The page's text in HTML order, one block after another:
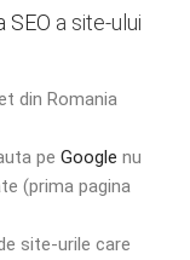
SEO a site-ului
din Romania
pe Google nu
(prima pagina
site-urile care